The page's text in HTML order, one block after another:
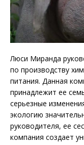
Люси Миранда
по производству
питания. Данная
принадлежит ее
серьезные
экологию
руководителя, ее
компания создает